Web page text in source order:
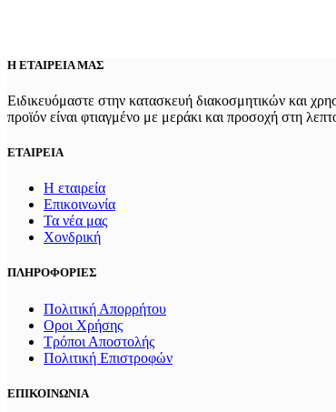
Η ΕΤΑΙΡΕΙΑ ΜΑΣ
Ειδικευόμαστε στην κατασκευή διακοσμητικών και
προϊόν είναι φτιαγμένο με μεράκι και προσοχή στη
ΕΤΑΙΡΕΙΑ
Η εταιρεία
Επικοινωνία
Τα νέα μας
Χονδρική
ΠΛΗΡΟΦΟΡΙΕΣ
Πολιτική Απορρήτου
Οροι Χρήσης
Τρόποι Αποστολής
Πολιτική Επιστροφών
ΕΠΙΚΟΙΝΩΝΙΑ